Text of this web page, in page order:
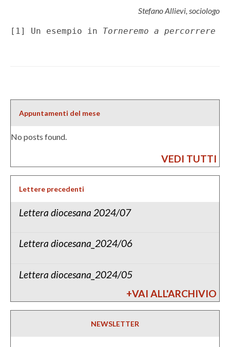
Stefano Allievi, sociologo
[1] Un esempio in Torneremo a percorrere
Appuntamenti del mese
No posts found.
VEDI TUTTI
Lettere precedenti
Lettera diocesana 2024/07
Lettera diocesana_2024/06
Lettera diocesana_2024/05
+VAI ALL'ARCHIVIO
NEWSLETTER